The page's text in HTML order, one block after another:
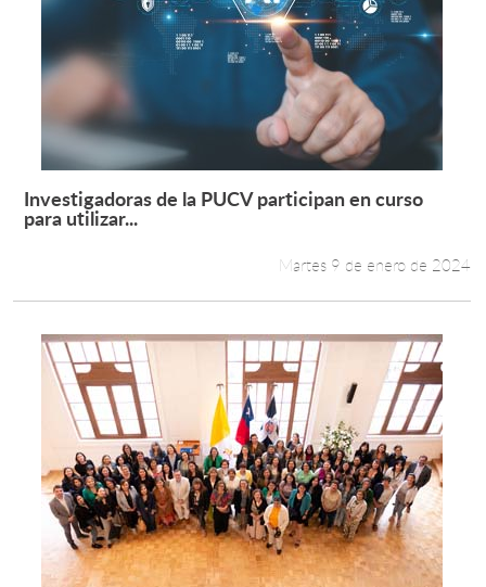
Leer más +
Investigadoras de la PUCV participan en curso
para utilizar...
Martes 9 de enero de 2024